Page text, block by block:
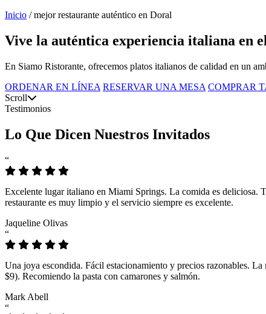
Inicio / mejor restaurante auténtico en Doral
Vive la auténtica experiencia italiana en
En Siamo Ristorante, ofrecemos platos italianos de calidad en un
ORDENAR EN LÍNEA RESERVAR UNA MESA COMPRAR
Scroll
Testimonios
Lo Que Dicen Nuestros Invitados
“
Excelente lugar italiano en Miami Springs. La comida es deliciosa.
restaurante es muy limpio y el servicio siempre es excelente.
Jaqueline Olivas
“
Una joya escondida. Fácil estacionamiento y precios razonables.
$9). Recomiendo la pasta con camarones y salmón.
Mark Abell
“